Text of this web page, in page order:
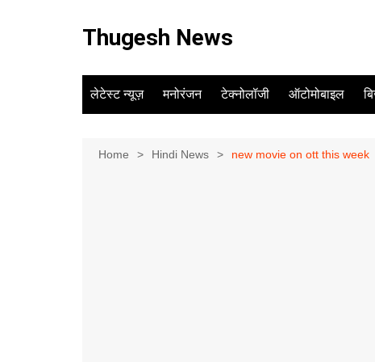
Thugesh News
लेटेस्ट न्यूज़ मनोरंजन टेक्नोलॉजी ऑटोमोबाइल
Home Hindi News new movie on ott this week